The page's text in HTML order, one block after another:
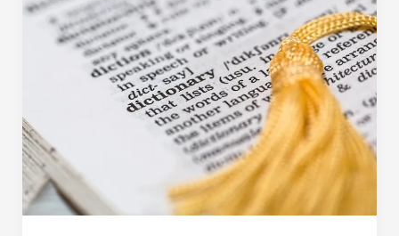
Juramentada
cotação
compromisso